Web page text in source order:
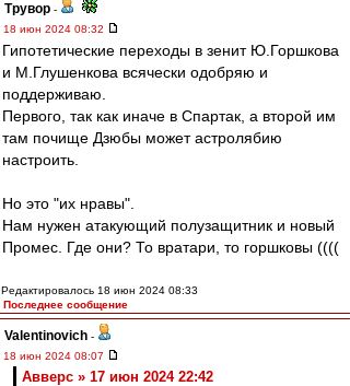
Трувор -
18 июн 2024 08:32
Гипотетические переходы в зенит Ю.Горшкова
и М.Глушенкова всячески одобряю и
поддерживаю.
Первого, так как иначе в Спартак, а второй им
там почище Дзюбы может астролябию
настроить.
Но это "их нравы".
Нам нужен атакующий полузащитник и новый
Промес. Где они? То вратари, то горшковы ((((
Редактировалось 18 июн 2024 08:33
Последнее сообщение
Valentinovich -
18 июн 2024 08:07
Авверс » 17 июн 2024 22:42